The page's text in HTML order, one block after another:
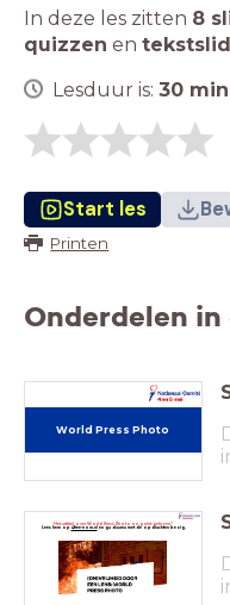
In deze les zitten 8
quizzen en
Lesduur is: 30 min
Start les
Printen
Onderdelen in
World Press Photo
Het artikel over World Press Photo nog niet gelezen?
Lees hem op 4free-now.nl en ga daarna met de opdrachten bezig.